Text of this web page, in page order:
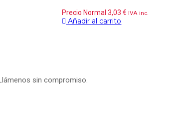
Precio Normal3,03€ IVA inc.
Añadir al carrito
sin compromiso.